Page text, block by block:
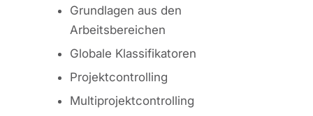
Grundlagen aus den
Arbeitsbereichen
Globale Klassifikatoren
Projektcontrolling
Multiprojektcontrolling